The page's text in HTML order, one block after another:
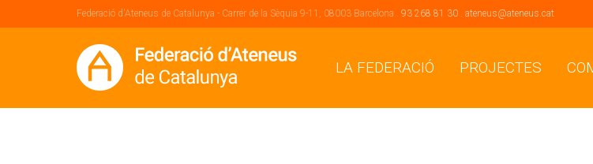
Federació d'Ateneus de Catalunya - Carrer de la Sèquia 9-11, 08003 Barcelona . 93 268 81 30 . ateneus@ateneus.cat
LA FEDERACIÓ PROJECTES